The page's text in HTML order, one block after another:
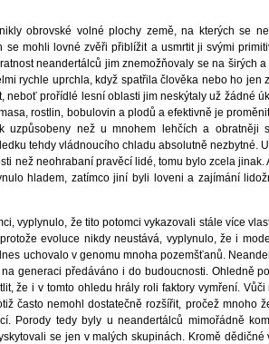
obrovské volné plochy země, na kterých se
mohli lovné zvěři přiblížit a usmrtit ji svými
neandertálců jim znemožňovaly se na širých
rychle uprchla, když spatřila člověka nebo ho jen
prořídlé lesní oblasti jim neskýtaly už žádné
rostlin, bobulovin a plodů a efektivně je
než u mnohem lehčích a obratněji
tehdy vládnoucího chladu absolutně nezbytné.
než neohrabaní pravěcí lidé, tomu bylo zcela jinak.
hladem, zatímco jiní byli loveni a zajímání
vyplynulo, že tito potomci vykazovali stále více
evoluce nikdy neustává, vyplynulo, že i
uchovalo v genomu mnoha pozemšťanů.
generaci předáváno i do budoucnosti. Ohledně
že i v tomto ohledu hrály roli faktory vymření.
často nemohl dostatečně rozšířit, pročež mnoho
Porody tedy byly u neandertálců mimořádně
se jen v malých skupinách. Kromě